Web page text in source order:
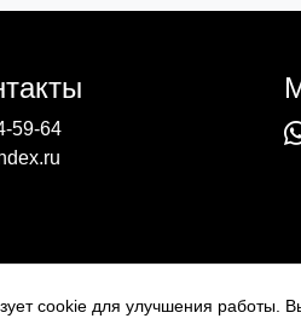
59-64
cookie для улучшения работы.